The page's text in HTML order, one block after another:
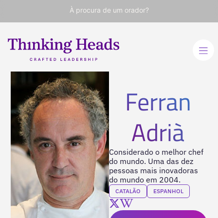
À procura de um orador?
Ferran
Adrià
Considerado o melhor chef
do mundo. Uma das dez
pessoas mais inovadoras
do mundo em 2004.
CATALÃO ESPANHOL